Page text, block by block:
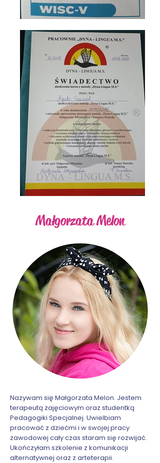
Małgorzata Melon
Nazywam się Małgorzata Melon. Jestem
terapeutą zajęciowym oraz studentką
Pedagogiki Specjalnej. Uwielbiam
pracować z dziećmi i w swojej pracy
zawodowej cały czas staram się rozwijać.
Ukończyłam szkolenie z komunikacji
alternatywnej oraz z arteterapii.